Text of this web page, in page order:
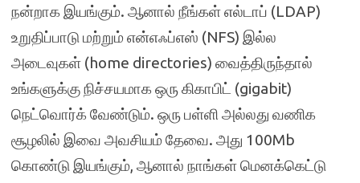
நன்றாக இயங்கும். ஆனால் நீங்கள் எல்டாப் (LDAP)
உறுதிப்பாடு மற்றும் என்எஃப்எஸ் (NFS) இல்ல
அடைவுகள் (home directories) வைத்திருந்தால்
உங்களுக்கு நிச்சயமாக ஒரு கிகாபிட் (gigabit)
நெட்வொர்க் வேண்டும். ஒரு பள்ளி அல்லது வணிக
சூழலில் இவை அவசியம் தேவை. அது 100Mb
கொண்டு இயங்கும், ஆனால் நாங்கள் மெனக்கெட்டு